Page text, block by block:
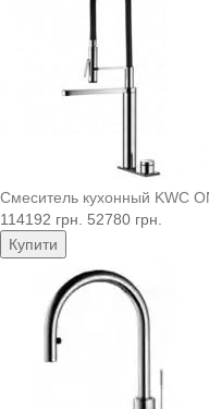
Смеситель кухонный KWC
114192 грн. 52780 грн.
Купити